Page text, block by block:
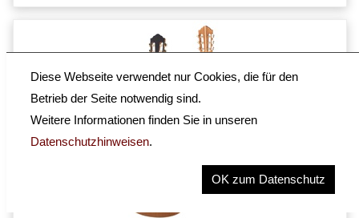
Diese Webseite verwendet nur Cookies, die für den
Betrieb der Seite notwendig sind.
Weitere Informationen finden Sie in unseren
Datenschutzhinweisen.
OK zum Datenschutz